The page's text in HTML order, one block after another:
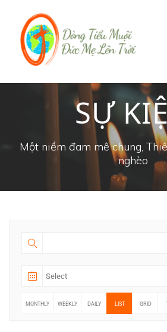
SỰ
Một niềm đam mê chung,
nghèo
MONTHLY WEEKLY DAILY LIST GRID